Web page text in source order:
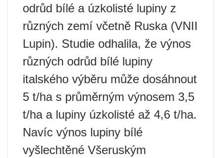
odrůd bílé a úzkolisté lupiny z
různých zemí včetně Ruska (VNII
Lupin). Studie odhalila, že výnos
různých odrůd bílé lupiny
italského výběru může dosáhnout
5 t/ha s průměrným výnosem 3,5
t/ha a lupiny úzkolisté až 4,6 t/ha.
Navíc výnos lupiny bílé
vyšlechtěné Všeruským